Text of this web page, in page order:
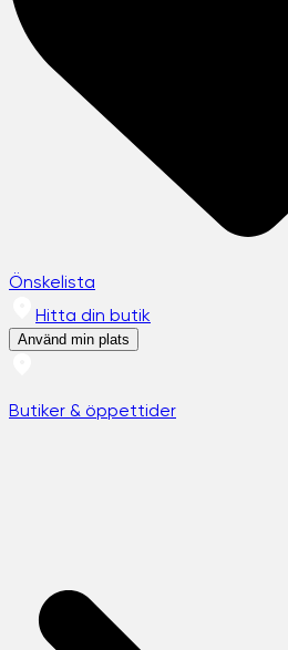
Önskelista
Hitta din butik
Använd min plats
Butiker & öppettider